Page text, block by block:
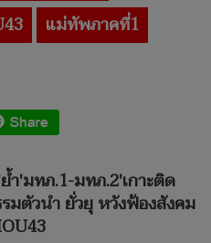
แม่ทัพภาคที่1
'มทภ.1-มทภ.2'เกาะติด
ตัวนำ ยั่วยุ หวังฟ้องสังคม